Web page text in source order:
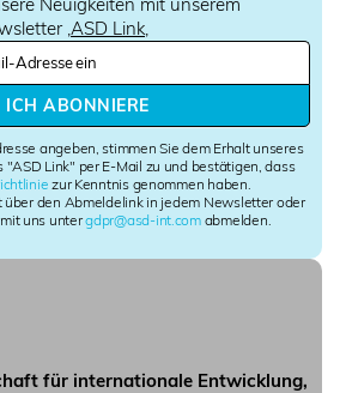
‚ ASD Link
angeben, stimmen Sie dem Erhalt unseres
Link" per E-Mail zu und bestätigen, dass
zur Kenntnis genommen haben.
über den Abmeldelink in jedem Newsletter oder
uns untergdpr@asd-int.comabmelden.
ICH ABONNIERE
für internationale Entwicklung,